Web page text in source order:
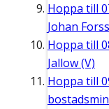
Hoppa till
Johan
Hoppa till
Jallow (V)
Hoppa till